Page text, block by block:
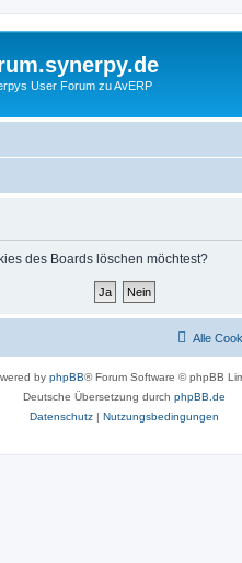
User Forum zu AvERP
des Boards löschen möchtest?
Alle
by phpBB® Forum Software © phpBB
Deutsche Übersetzung durch phpBB.de
Datenschutz | Nutzungsbedingungen